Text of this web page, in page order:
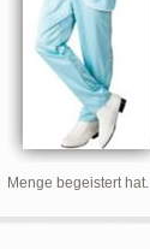
Menge begeistert hat.